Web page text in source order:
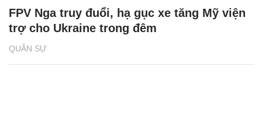
QUÂN SỰ
FPV Nga truy đuổi, hạ gục xe tăng Mỹ viện
trợ cho Ukraine trong đêm